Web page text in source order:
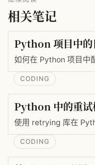
相关笔记
Python 项目中的
如何在 Python 项目中
CODING
Python 中的重
使用 retrying 库在
CODING